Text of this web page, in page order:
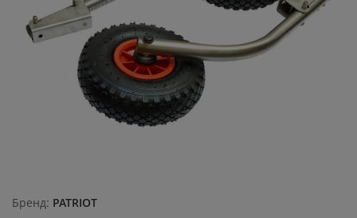
Бренд PATRIOT